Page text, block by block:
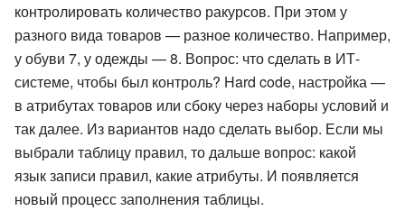
контролировать количество ракурсов. При этом у
разного вида товаров — разное количество. Например,
у обуви 7, у одежды — 8. Вопрос: что сделать в ИТ-
системе, чтобы был контроль? Hard code, настройка —
в атрибутах товаров или сбоку через наборы условий и
так далее. Из вариантов надо сделать выбор. Если мы
выбрали таблицу правил, то дальше вопрос: какой
язык записи правил, какие атрибуты. И появляется
новый процесс заполнения таблицы.